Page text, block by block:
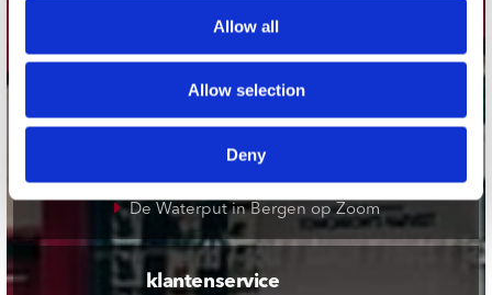
Allow all
Allow selection
Deny
Plato Leiden
Plato Deventer
Plato Zwolle
De Waterput in Bergen op Zoom
klantenservice